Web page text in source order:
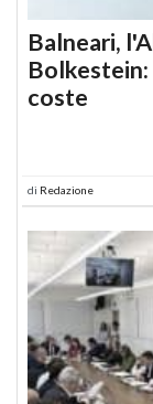
Balneari,
Bolkestein:
coste
di Redazione